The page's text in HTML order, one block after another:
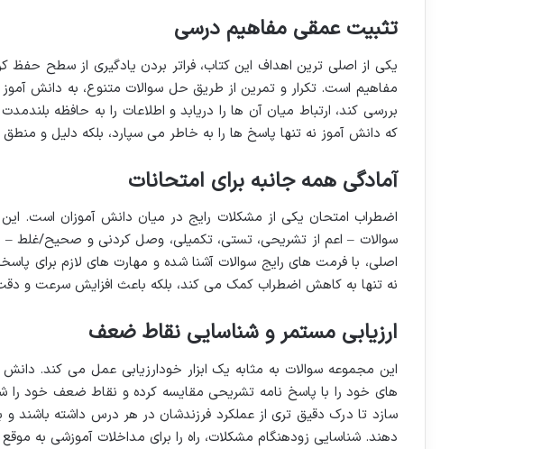
تثبیت عمقی مفاهیم درسی
یکی از اصلی ترین اهداف این کتاب، فراتر بردن یادگیری از سطح
مفاهیم است. تکرار و تمرین از طریق حل سوالات متنوع، به دانش
بررسی کند، ارتباط میان آن ها را دریابد و اطلاعات را به حافظه
که دانش آموز نه تنها پاسخ ها را به خاطر می سپارد، بلکه دلیل و
آمادگی همه جانبه برای امتحانات
اضطراب امتحان یکی از مشکلات رایج در میان دانش آموزان است. این
سوالات – اعم از تشریحی، تستی، تکمیلی، وصل کردنی و صحیح/غلط –
اصلی، با فرمت های رایج سوالات آشنا شده و مهارت های لازم برای
نه تنها به کاهش اضطراب کمک می کند، بلکه باعث افزایش سرعت و
ارزیابی مستمر و شناسایی نقاط ضعف
این مجموعه سوالات به مثابه یک ابزار خودارزیابی عمل می کند.
های خود را با پاسخ نامه تشریحی مقایسه کرده و نقاط ضعف خود را
سازد تا درک دقیق تری از عملکرد فرزندشان در هر درس داشته باشند و
دهند. شناسایی زودهنگام مشکلات، راه را برای مداخلات آموزشی به